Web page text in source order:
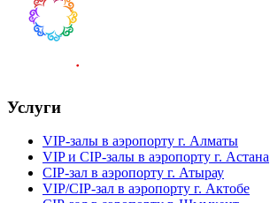
Услуги
VIP-залы в аэропорту г. Алматы
VIP и CIP-залы в аэропорту г. Астана
CIP-зал в аэропорту г. Атырау
VIP/CIP-зал в аэропорту г. Актобе